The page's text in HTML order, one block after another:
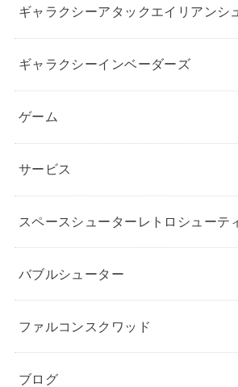
ギャラクシーアタックエイリアンシ
ギャラクシーインベーダーズ
ゲーム
サービス
スペースシューターレトロシューテ
バブルシューター
ファルコンスクワッド
ブログ